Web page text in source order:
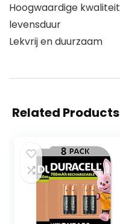
Hoogwaardige
levensduur
Lekvrij en duurzaam
Related Products